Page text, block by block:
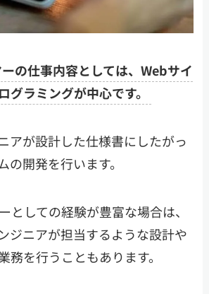
の仕事内容としては、Webサイ
グラミングが中心です。
アが設計した仕様書にしたがっ
の開発を行います。
としての経験が豊富な場合は、
ジニアが担当するような設計や
務を行うこともあります。